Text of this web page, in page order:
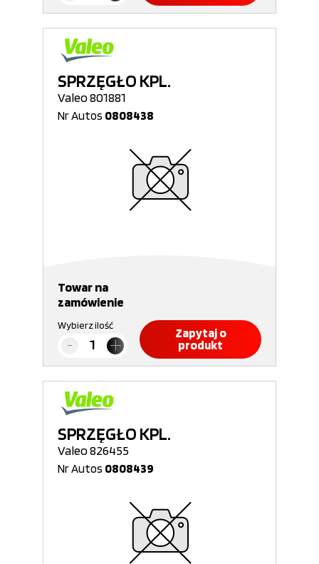
SPRZĘGŁO KPL.
Valeo 801881
Nr Autos 0808438
Towar na
zamówienie
Wybierz ilość
Zapytaj o
produkt
SPRZĘGŁO KPL.
Valeo 826455
Nr Autos 0808439